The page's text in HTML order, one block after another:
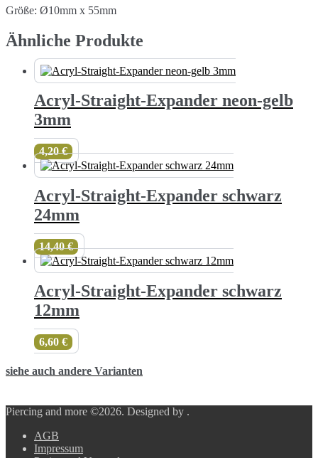
Größe: Ø10mm x 55mm
Ähnliche Produkte
Acryl-Straight-Expander neon-gelb
3mm
4,20€
Acryl-Straight-Expander schwarz
24mm
14,40€
Acryl-Straight-Expander schwarz
12mm
6,60 €
siehe auch andere Varianten
Piercing and more ©2026. Designed by .
AGB
Impressum